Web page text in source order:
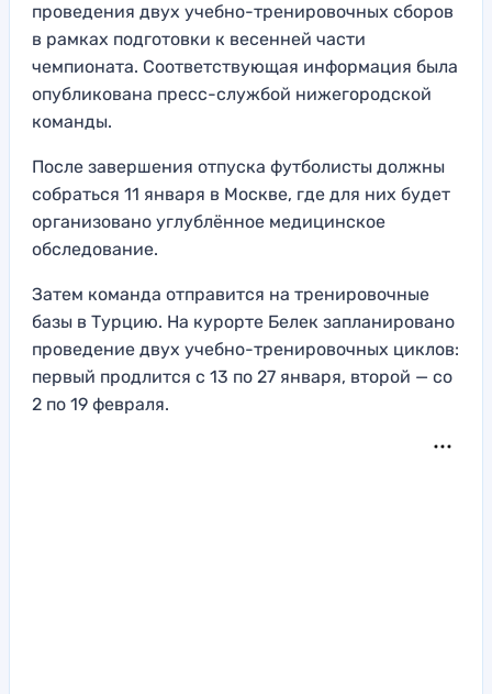
проведения двух учебно-тренировочных сборов
в рамках подготовки к весенней части
чемпионата. Соответствующая информация была
опубликована пресс-службой нижегородской
команды.
После завершения отпуска футболисты должны
собраться 11 января в Москве, где для них будет
организовано углублённое медицинское
обследование.
Затем команда отправится на тренировочные
базы в Турцию. На курорте Белек запланировано
проведение двух учебно-тренировочных циклов:
первый продлится с 13 по 27 января, второй — со
2 по 19 февраля.